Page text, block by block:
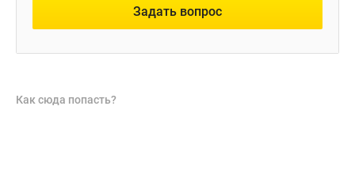
Задать вопрос
Как сюда попасть?